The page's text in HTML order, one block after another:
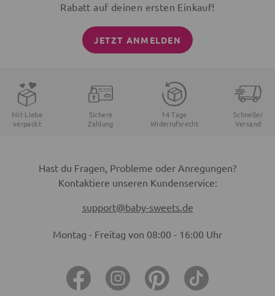
Rabatt auf deinen ersten Einkauf!
JETZT ANMELDEN
Mit Liebe
verpackt
Sichere
Zahlung
14 Tage
Widerrufsrecht
Schneller
Versand
Hast du Fragen, Probleme oder Anregungen?
Kontaktiere unseren Kundenservice:
support@baby-sweets.de
Montag - Freitag von 08:00 - 16:00 Uhr